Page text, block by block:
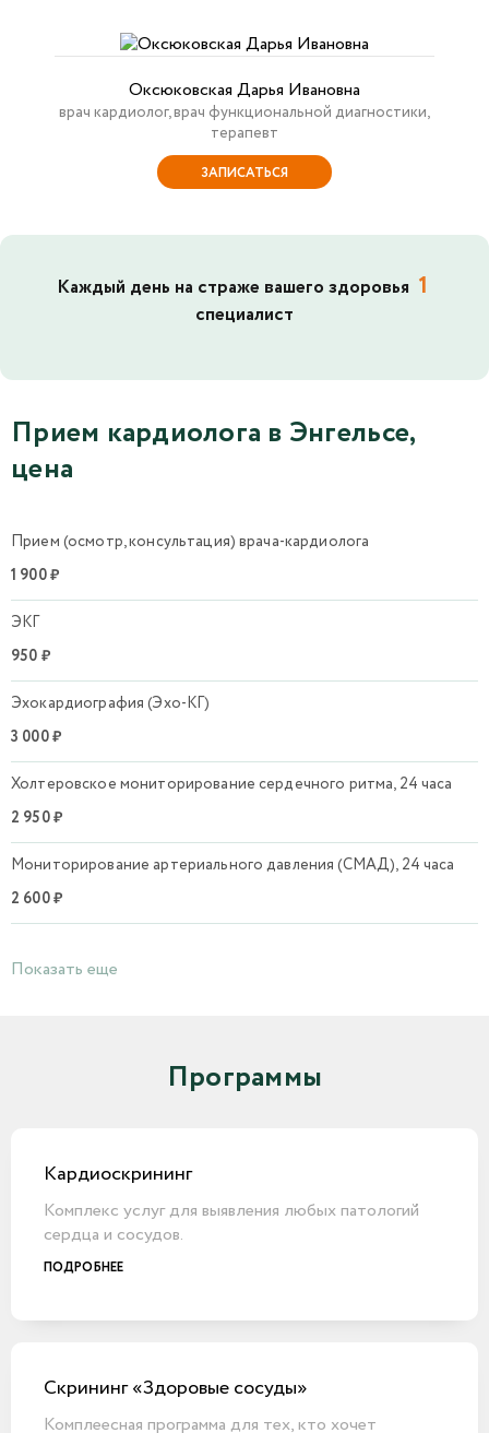
Оксюковская Дарья Ивановна
врач кардиолог, врач функциональной диагностики,
терапевт
ЗАПИСАТЬСЯ
Каждый день на страже вашего здоровья 1
специалист
Прием кардиолога в Энгельсе,
цена
Прием (осмотр, консультация) врача-кардиолога
1 900 ₽
ЭКГ
950 ₽
Эхокардиография (Эхо-КГ)
3 000 ₽
Холтеровское мониторирование сердечного ритма, 24 часа
2 950 ₽
Мониторирование артериального давления (СМАД), 24 часа
2 600 ₽
Показать еще
Программы
Кардиоскрининг
Комплекс услуг для выявления любых патологий
сердца и сосудов.
ПОДРОБНЕЕ
Скрининг «Здоровые сосуды»
Комплеесная программа для тех, кто хочет